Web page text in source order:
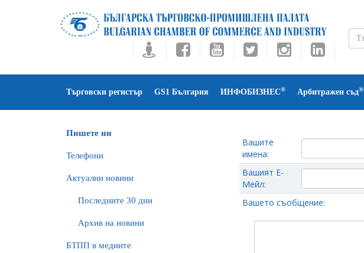
Търговски регистър GS1 България ИНФОБИЗНЕС® Арбитражен съд®
Пишете ни
Телефони
Актуални новини
Последните 30 дни
Архив на новини
БTПП в медиите
Вашите
имена:
Вашият Е-
Мейл:
Вашето съобщение: